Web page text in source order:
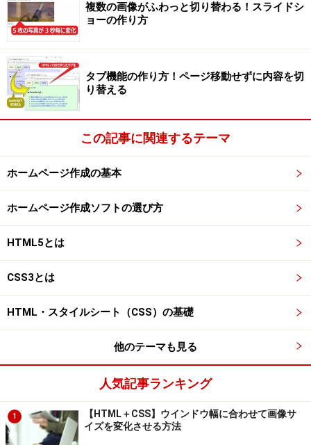
これによって、上下左右の線の太さを個別に指定できま
す。 例えば、
border-left-width : 12px;
border-right-width :
0px
border-top-width :
border-bottom-width
右が0ピクセルの枠になり、次のような表示になりま
さて、これで4辺を個別に指定できるのですが、記述量
が増えて面倒ですね。 そこで、簡単に一括して指定する
記述方法があります。
border-width: 15px 3px 0px 0px
このようにすると、
と表示されます。
つまり、 border-width プロパティに値を4つ指定すれ
これなら記述量が少なくて楽ですね。
※「上」から「時計回り」の順ですね。
また、
border-width:
複数の画像がふわっと切り替わる！スライドシ
ョーの作り方
タブ機能の作り方！ページ移動せずに内容を切
り替える
この記事に関連するテーマ
ホームページ作成の基本
ホームページ作成ソフトの選び方
HTML5とは
CSS3とは
HTML・スタイルシート（CSS）の基礎
他のテーマも見る
人気記事ランキング
1
【HTML＋CSS】ウインドウ幅に合わせて画像サ
イズを変化させる方法